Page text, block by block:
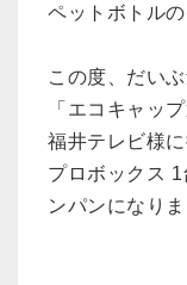
ペットボトル
この度、だい
「エコキャッ
福井テレビ様に
プロボックス
ンパンになりま